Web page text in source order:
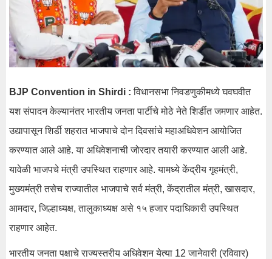
BJP Convention in Shirdi : विधानसभा निवडणुकीमध्ये घवघवीत
यश संपादन केल्यानंतर भारतीय जनता पार्टीचे मोठे नेते शिर्डीत जमणार आहेत.
उद्यापासून शिर्डी शहरात भाजपाचे दोन दिवसांचे महाअधिवेशन आयोजित
करण्यात आले आहे. या अधिवेशनाची जोरदार तयारी करण्यात आली आहे.
यावेळी भाजपचे मंत्री उपस्थित राहणार आहे. यामध्ये केंद्रीय गृहमंत्री,
मुख्यमंत्री तसेच राज्यातील भाजपाचे सर्व मंत्री, केंद्रातील मंत्री, खासदार,
आमदार, जिल्हाध्यक्ष, तालुकाध्यक्ष असे १५ हजार पदाधिकारी उपस्थित
राहणार आहेत.
भारतीय जनता पक्षाचे राज्यस्तरीय अधिवेशन येत्या 12 जानेवारी (रविवार)